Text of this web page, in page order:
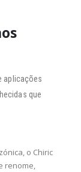
aplicações
que
o Chiric
renome,